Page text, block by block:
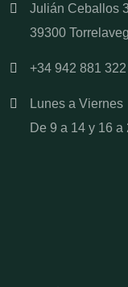
Julián Ceballos
39300
+34 942 881 322
Lunes a Viernes
De 9 a 14 y 16 a